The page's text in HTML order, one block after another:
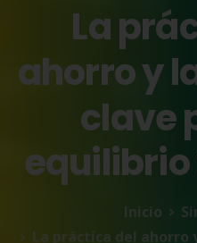
La
ahorroy
clave
equilibrio
Inicio
La práctica del ahorro